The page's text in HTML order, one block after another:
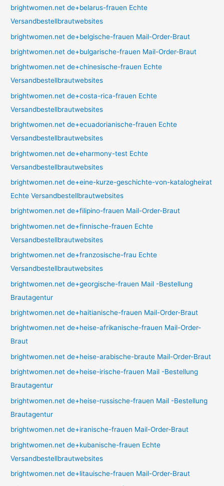
brightwomen.net de+belarus-frauen Echte
Versandbestellbrautwebsites
brightwomen.net de+belgische-frauen Mail-Order-Braut
brightwomen.net de+bulgarische-frauen Mail-Order-Braut
brightwomen.net de+chinesische-frauen Echte
Versandbestellbrautwebsites
brightwomen.net de+costa-rica-frauen Echte
Versandbestellbrautwebsites
brightwomen.net de+ecuadorianische-frauen Echte
Versandbestellbrautwebsites
brightwomen.net de+eharmony-test Echte
Versandbestellbrautwebsites
brightwomen.net de+eine-kurze-geschichte-von-katalogheirat
Echte Versandbestellbrautwebsites
brightwomen.net de+filipino-frauen Mail-Order-Braut
brightwomen.net de+finnische-frauen Echte
Versandbestellbrautwebsites
brightwomen.net de+franzosische-frau Echte
Versandbestellbrautwebsites
brightwomen.net de+georgische-frauen Mail -Bestellung
Brautagentur
brightwomen.net de+haitianische-frauen Mail-Order-Braut
brightwomen.net de+heise-afrikanische-frauen Mail-Order-
Braut
brightwomen.net de+heise-arabische-braute Mail-Order-Braut
brightwomen.net de+heise-irische-frauen Mail -Bestellung
Brautagentur
brightwomen.net de+heise-russische-frauen Mail -Bestellung
Brautagentur
brightwomen.net de+iranische-frauen Mail-Order-Braut
brightwomen.net de+kubanische-frauen Echte
Versandbestellbrautwebsites
brightwomen.net de+litauische-frauen Mail-Order-Braut